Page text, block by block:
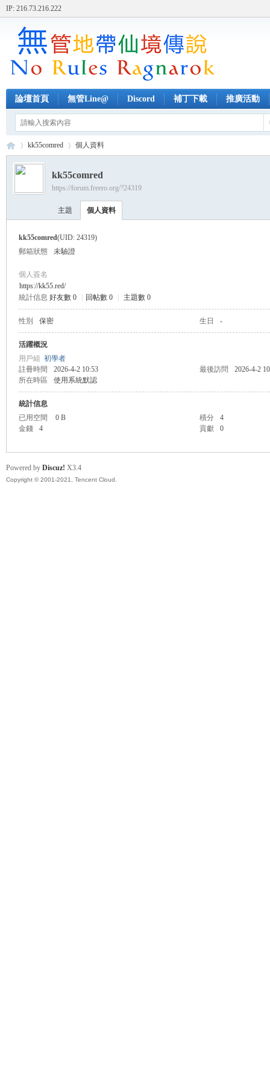
IP: 216.73.216.222
論壇首頁 無管Line@ Discord 補丁下載 推廣活動
›
kk55comred 個人資料
kk55comred
https://forum.freero.org/?24319
主題 個人資料
kk55comred(UID: 24319)
郵箱狀態
未驗證
個人簽名
https://kk55.red/
統計信息 好友數 0 回帖數 0 主題數 0
性別 保密 生日 -
活躍概況
用戶組 初學者
註冊時間
2026-4-2 10:53 最後訪問
2026-4-2
所在時區
使用系統默認
統計信息
已用空間
0 B 積分
4
金錢
4 貢獻 0
Powered by Discuz! X3.4
Copyright © 2001-2021, Tencent Cloud.